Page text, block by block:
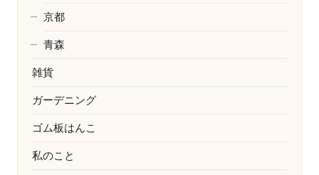
京都
青森
雑貨
ガーデニング
ゴム板はんこ
私のこと